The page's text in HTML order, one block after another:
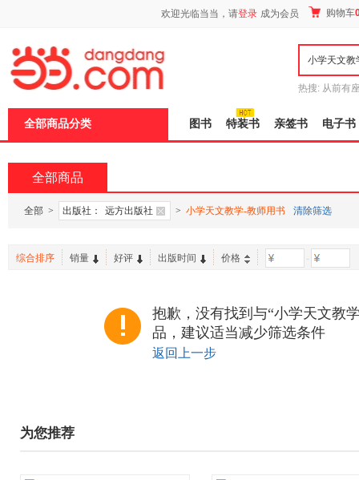
欢迎光临当当，请登录 成为会员 购物车
热搜: 从前有
全部商品分类 图书 特装书 亲签书 电子书
全部商品
全部 > 出版社： 远方出版社 > 小学天文教学-教师用书 清除筛选
综合排序 销量 好评 出版时间 价格 -
抱歉，没有找到与“小学天文教
品，建议适当减少筛选条件
返回上一步
为您推荐
页
加